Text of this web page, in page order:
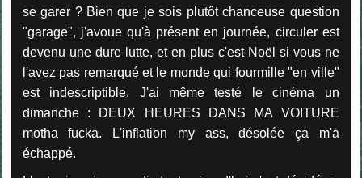
se garer ? Bien que je sois plutôt chanceuse question
"garage", j'avoue qu'à présent en journée, circuler est
devenu une dure lutte, et en plus c'est Noël si vous ne
l'avez pas remarqué et le monde qui fourmille "en ville"
est indescriptible. J'ai même testé le cinéma un
dimanche : DEUX HEURES DANS MA VOITURE
motha fucka. L'inflation my ass, désolée ça m'a
échappé.